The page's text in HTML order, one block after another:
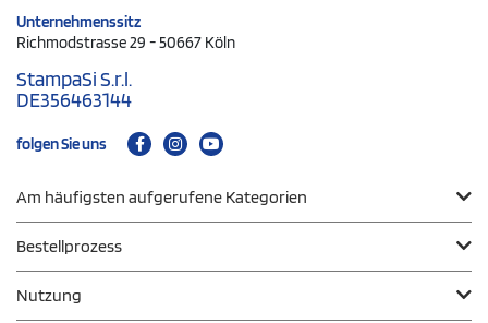
Unternehmenssitz
Richmodstrasse 29 - 50667 Köln
StampaSi S.r.l.
DE356463144
folgen Sie uns
Am häufigsten aufgerufene Kategorien
Bestellprozess
Nutzung